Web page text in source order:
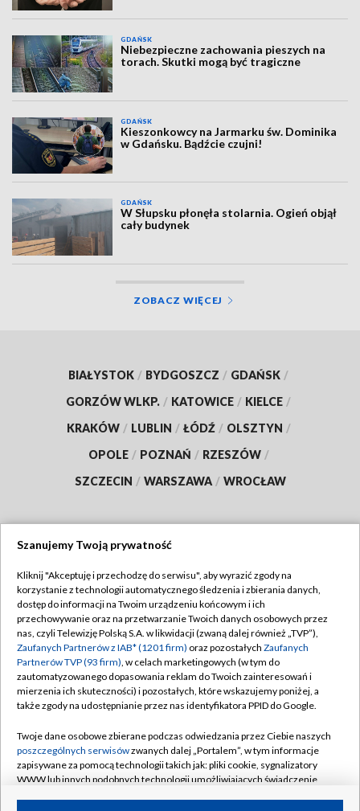
GDAŃSK
Niebezpieczne zachowania pieszych na
torach. Skutki mogą być tragiczne
GDAŃSK
Kieszonkowcy na Jarmarku św. Dominika
w Gdańsku. Bądźcie czujni!
GDAŃSK
W Słupsku płonęła stolarnia. Ogień objął
cały budynek
ZOBACZ WIĘCEJ
BIAŁYSTOK / BYDGOSZCZ / GDAŃSK /
GORZÓW WLKP. / KATOWICE / KIELCE /
KRAKÓW / LUBLIN / ŁÓDŹ / OLSZTYN /
OPOLE / POZNAŃ / RZESZÓW /
SZCZECIN / WARSZAWA / WROCŁAW
TVP
Abonament TVP
Emisja w TVP
Centrum informacji TVP
Naziemna Telewizja Cyfrowa
Rada Programowa
System NOS
Informacje o nadawcy
Regulamin TVP
Polityka prywatności
Moje zgody
Pomoc
Kontakt
Kanały
Szanujemy Twoją prywatność
Kliknij "Akceptuję i przechodzę do serwisu", aby wyrazić zgody na
korzystanie z technologii automatycznego śledzenia i zbierania danych,
dostęp do informacji na Twoim urządzeniu końcowym i ich
przechowywanie oraz na przetwarzanie Twoich danych osobowych przez
nas, czyli Telewizję Polską S.A. w likwidacji (zwaną dalej również „TVP”),
Zaufanych Partnerów z IAB* (1201 firm) oraz pozostałych Zaufanych
Partnerów TVP (93 firm), w celach marketingowych (w tym do
zautomatyzowanego dopasowania reklam do Twoich zainteresowań i
mierzenia ich skuteczności) i pozostałych, które wskazujemy poniżej, a
także zgody na udostępnianie przez nas identyfikatora PPID do Google.
Twoje dane osobowe zbierane podczas odwiedzania przez Ciebie naszych
poszczególnych serwisówzwanych dalej „Portalem”, w tym informacje
zapisywane za pomocą technologii takich jak: pliki cookie, sygnalizatory
WWW lub innych podobnych technologii umożliwiających świadczenie